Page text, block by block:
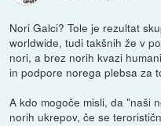
Nori Galci? Tole je rezultat
worldwide, tudi takšnih že v
nori, a brez norih kvazi
in podpore norega plebsa za
A kdo mogoče misli, da "naši
norih ukrepov, če se